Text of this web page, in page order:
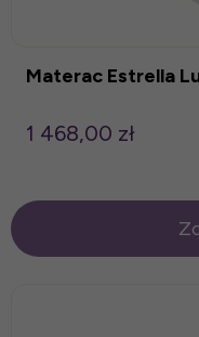
Materac Estrella
1 468,00 zł